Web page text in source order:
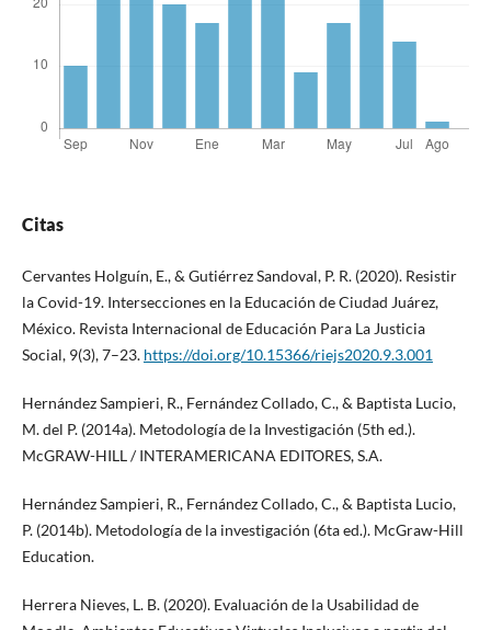
Citas
Cervantes Holguín, E., & Gutiérrez Sandoval, P. R. (2020). Resistir
la Covid-19. Intersecciones en la Educación de Ciudad Juárez,
México. Revista Internacional de Educación Para La Justicia
Social, 9(3), 7–23. https://doi.org/10.15366/riejs2020.9.3.001
Hernández Sampieri, R., Fernández Collado, C., & Baptista Lucio,
M. del P. (2014a). Metodología de la Investigación (5th ed.).
McGRAW-HILL / INTERAMERICANA EDITORES, S.A.
Hernández Sampieri, R., Fernández Collado, C., & Baptista Lucio,
P. (2014b). Metodología de la investigación (6ta ed.). McGraw-Hill
Education.
Herrera Nieves, L. B. (2020). Evaluación de la Usabilidad de